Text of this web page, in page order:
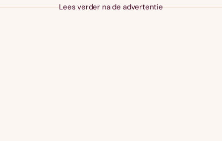
Lees verder na de advertentie